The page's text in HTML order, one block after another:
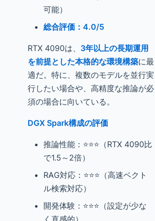
可能）
総合評価：4.0/5
RTX 4090は、 3年以上の長期運用
を前提とした本格的な環境構築に最
適だ。特に、複数のモデルを並行実
行したい場合や、高精度な推論が必
須の場合に向いている。
DGX Spark構成の評価
推論性能：⭐⭐⭐（RTX 4090比
で1.5～2倍）
RAG対応：⭐⭐⭐（高速ベクト
ル検索対応）
開発体験：⭐⭐⭐（設定が少な
く直感的）